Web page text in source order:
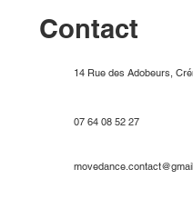
Contact
14 Rue des Adobeurs,
07 64 08 52 27